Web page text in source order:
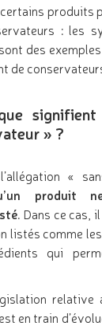
produits
: les
des
de
» ?
«
produit
. Dans ce cas,
listés comme
qui
relative
en train